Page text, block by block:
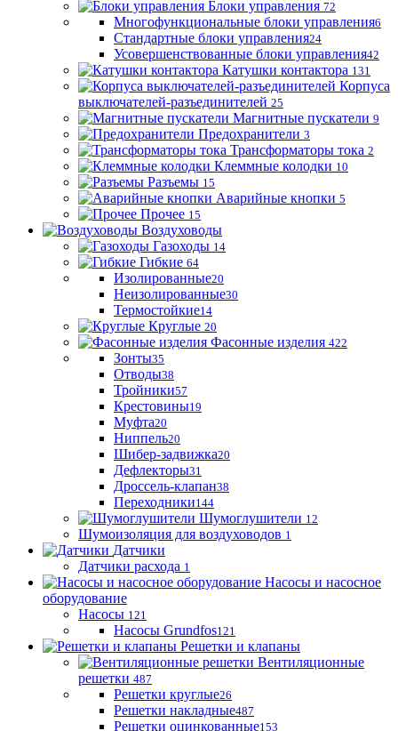
Блоки управления 72
Многофункциональные блоки управления6
Стандартные блоки управления24
Усовершенствованные блоки управления42
Катушки контактора 131
Корпуса
выключателей-разъединителей 25
Магнитные пускатели 9
Предохранители 3
Трансформаторы тока 2
Клеммные колодки 10
Разъемы 15
Аварийные кнопки 5
Прочее 15
Воздуховоды
Газоходы 14
Гибкие 64
Изолированные20
Неизолированные30
Термостойкие14
Круглые 20
Фасонные изделия 422
Зонты35
Отводы38
Тройники57
Крестовины19
Муфта20
Ниппель20
Шибер-задвижка20
Дефлекторы31
Дроссель-клапан38
Переходники144
Шумоглушители 12
Шумоизоляция для воздуховодов 1
Датчики
Датчики расхода 1
Насосы и насосное
оборудование
Насосы 121
Насосы Grundfos121
Решетки и клапаны
Вентиляционные
решетки 487
Решетки круглые26
Решетки накладные487
Решетки оцинкованные153